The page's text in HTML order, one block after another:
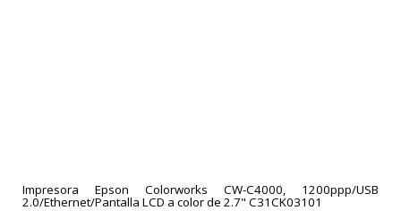
Impresora Epson Colorworks CW-C4000, 1200ppp/USB
2.0/Ethernet/Pantalla LCD a color de 2.7" C31CK03101